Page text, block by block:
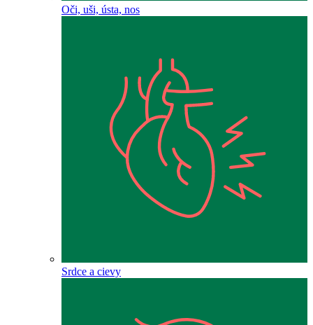
Oči, uši, ústa, nos
Srdce a cievy